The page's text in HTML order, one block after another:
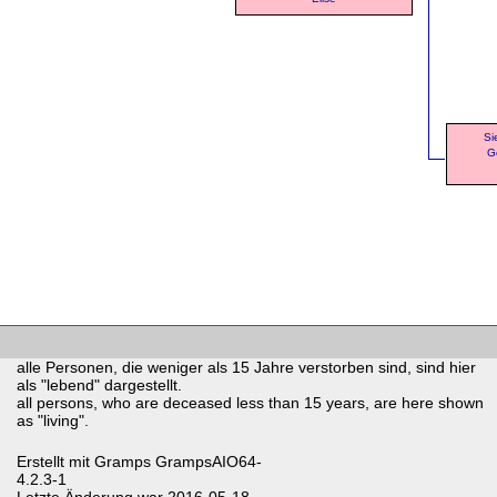
alle Personen, die weniger als 15 Jahre verstorben sind, sind hier
als "lebend" dargestellt.
all persons, who are deceased less than 15 years, are here shown
as "living".
Erstellt mit Gramps GrampsAIO64-
4.2.3-1